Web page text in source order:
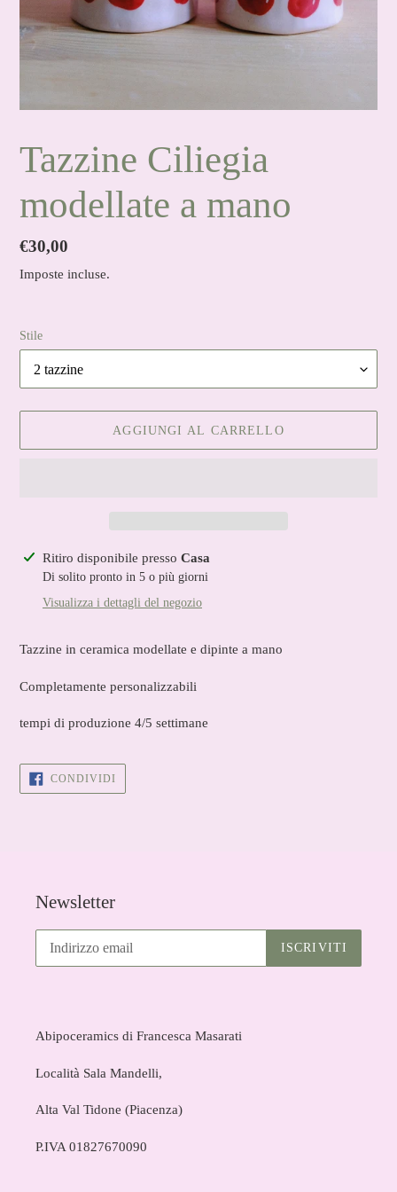
Tazzine Ciliegia
modellate a mano
Prezzo
di
€30,00
Imposte incluse.
Stile
AGGIUNGI AL CARRELLO
Inserimento
prodotto
Ritiro disponibile presso Casa
Di solito pronto in 5 o più giorni
Visualizza i dettagli del negozio
Tazzine in ceramica modellate e dipinte a mano
Completamente personalizzabili
tempi di produzione 4/5 settimane
CONDIVIDICONDIVIDI
FACEBOOK
Newsletter
ISCRIVITI
Abipoceramics di Francesca Masarati
Località Sala Mandelli,
Alta Val Tidone (Piacenza)
P.IVA 01827670090